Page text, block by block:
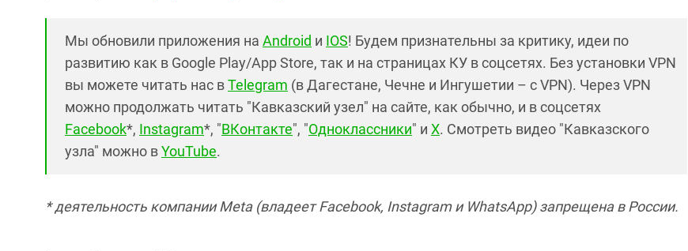
Мы обновили приложения на Android и IOS! Будем признательны за критику, идеи по
развитию как в Google Play/App Store, так и на страницах КУ в соцсетях. Без установки VPN
вы можете читать нас вTelegram (в Дагестане, Чечне и Ингушетии – с VPN). Через VPN
можно продолжать читать "Кавказский узел" на сайте, как обычно, и в соцсетях
Facebook*, Instagram*, "ВКонтакте", "Одноклассники" и X. Смотреть видео "Кавказского
узла" можно вYouTube.
* деятельность компании Meta (владеет Facebook, Instagram и WhatsApp) запрещена в России.